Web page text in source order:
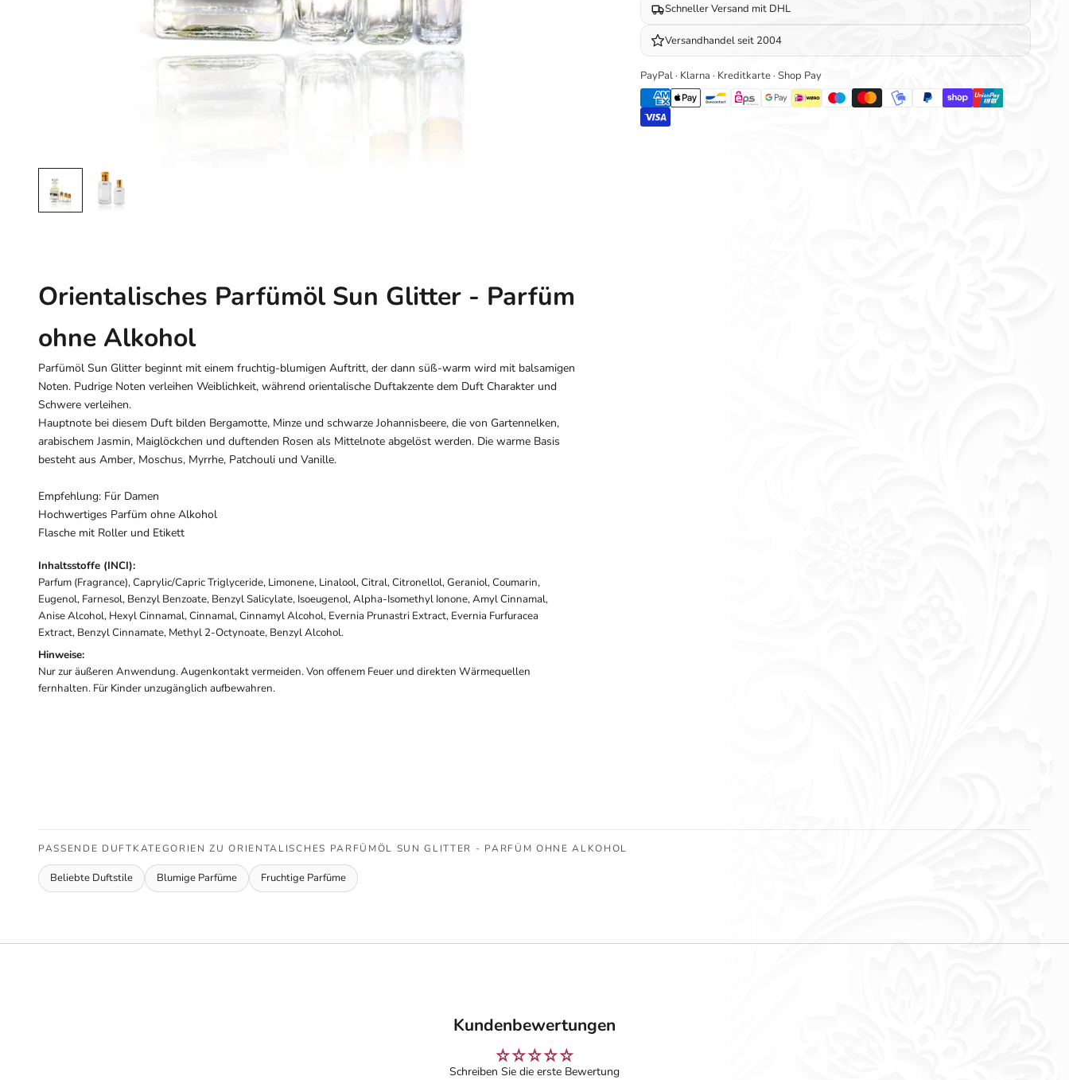
Schneller Versand mit DHL
Versandhandel seit 2004
PayPal · Klarna · Kreditkarte · Shop Pay
Orientalisches Parfümöl Sun Glitter - Parfüm
ohne Alkohol
Parfümöl Sun Glitter beginnt mit einem fruchtig-blumigen Auftritt, der dann süß-warm wird mit balsamigen
Noten. Pudrige Noten verleihen Weiblichkeit, während orientalische Duftakzente dem Duft Charakter und
Schwere verleihen.
Hauptnote bei diesem Duft bilden Bergamotte, Minze und schwarze Johannisbeere, die von Gartennelken,
arabischem Jasmin, Maiglöckchen und duftenden Rosen als Mittelnote abgelöst werden. Die warme Basis
besteht aus Amber, Moschus, Myrrhe, Patchouli und Vanille.
Empfehlung: Für Damen
Hochwertiges Parfüm ohne Alkohol
Flasche mit Roller und Etikett
Inhaltsstoffe (INCI):
Parfum (Fragrance), Caprylic/Capric Triglyceride, Limonene, Linalool, Citral, Citronellol, Geraniol, Coumarin,
Eugenol, Farnesol, Benzyl Benzoate, Benzyl Salicylate, Isoeugenol, Alpha-Isomethyl Ionone, Amyl Cinnamal,
Anise Alcohol, Hexyl Cinnamal, Cinnamal, Cinnamyl Alcohol, Evernia Prunastri Extract, Evernia Furfuracea
Extract, Benzyl Cinnamate, Methyl 2-Octynoate, Benzyl Alcohol.
Hinweise:
Nur zur äußeren Anwendung. Augenkontakt vermeiden. Von offenem Feuer und direkten Wärmequellen
fernhalten. Für Kinder unzugänglich aufbewahren.
PASSENDE DUFTKATEGORIEN ZU ORIENTALISCHES PARFÜMÖL SUN GLITTER - PARFÜM OHNE ALKOHOL
Beliebte Duftstile Blumige Parfüme Fruchtige Parfüme
Kundenbewertungen
Schreiben Sie die erste Bewertung